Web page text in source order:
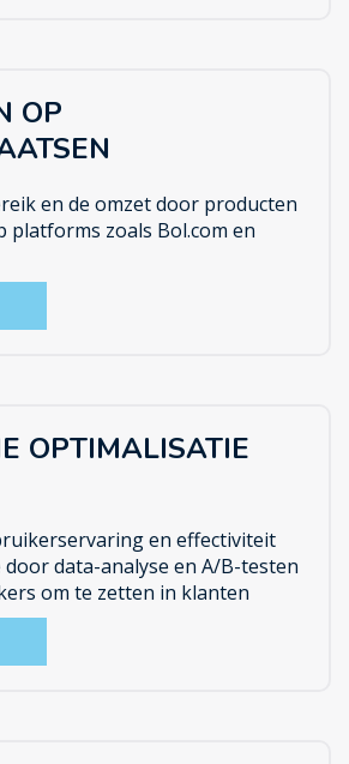
OP
en de omzet door producten
platforms zoals Bol.com en
OPTIMALISATIE
en effectiviteit
data-analyse en A/B-testen
om te zetten in klanten